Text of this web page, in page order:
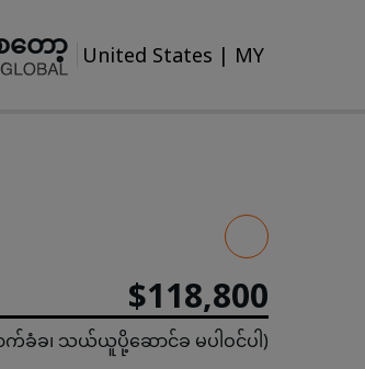
တော့ United States | MY
$118,800
က်ခံခ၊ သယ်ယူပို့ဆောင်ခ မပါဝင်ပါ)